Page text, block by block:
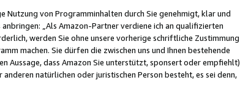
Nutzung von Programminhalten durch Sie genehmigt, klar und
„Als Amazon-Partner verdiene ich an qualifizierten
werden Sie ohne unsere vorherige schriftliche Zustimmung
machen. Sie dürfen die zwischen uns und Ihnen bestehende
Aussage, dass Amazon Sie unterstützt, sponsert oder empfiehlt)
natürlichen oder juristischen Person besteht, es sei denn,